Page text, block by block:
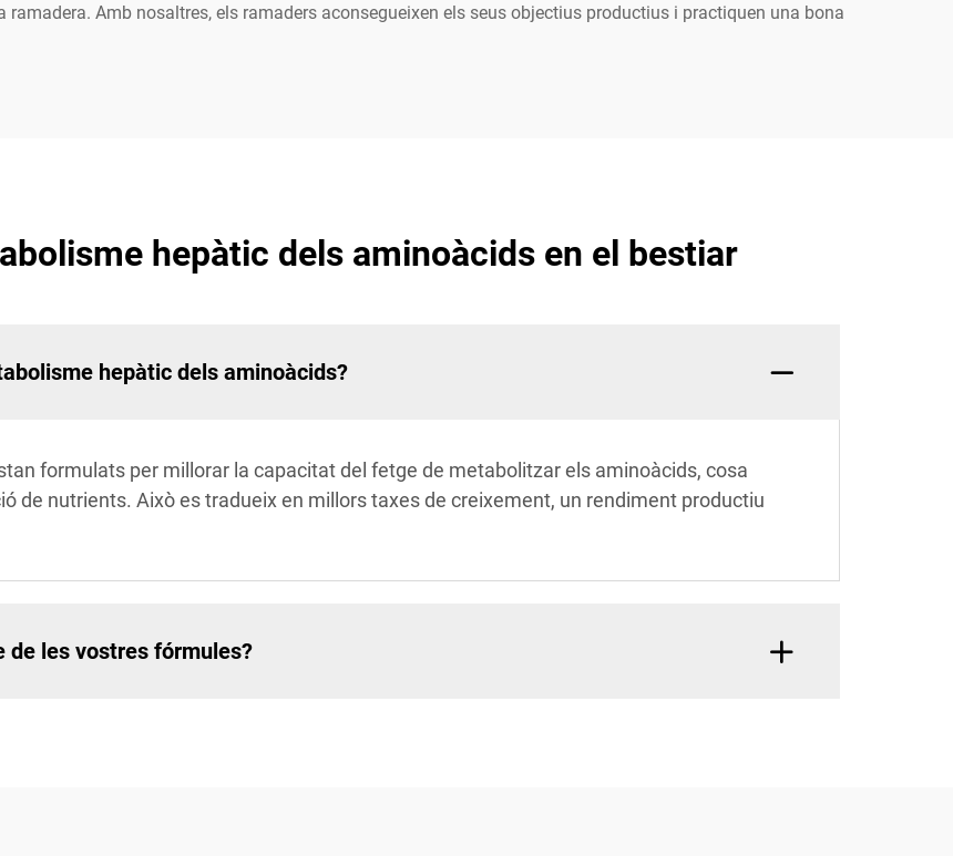
Amb nosaltres, els ramaders aconsegueixen els seus objectius productius i practiquen una bona
hepàtic dels aminoàcids en el bestiar
hepàtic dels aminoàcids?
formulats per millorar la capacitat del fetge de metabolitzar els aminoàcids, cosa
de nutrients. Això es tradueix en millors taxes de creixement, un rendiment productiu
de les vostres fórmules?